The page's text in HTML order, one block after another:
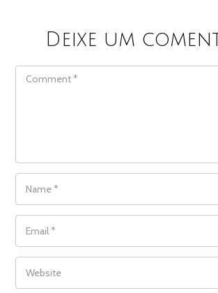
Deixe um
COMMENT
NAME
EMAIL
WEBSITE